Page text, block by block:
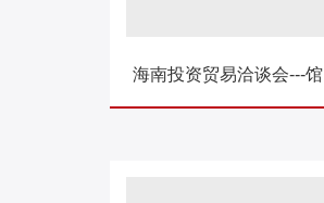
海南投资贸易洽谈会---馆